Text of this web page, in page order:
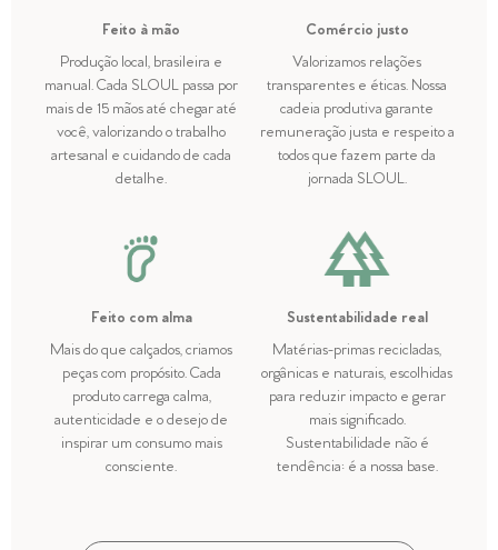
Feito à mão
Produção local, brasileira e
manual. Cada SLOUL passa por
mais de 15 mãos até chegar até
você, valorizando o trabalho
artesanal e cuidando de cada
detalhe.
Comércio justo
Valorizamos relações
transparentes e éticas. Nossa
cadeia produtiva garante
remuneração justa e respeito a
todos que fazem parte da
jornada SLOUL.
Feito com alma
Mais do que calçados, criamos
peças com propósito. Cada
produto carrega calma,
autenticidade e o desejo de
inspirar um consumo mais
consciente.
Sustentabilidade real
Matérias-primas recicladas,
orgânicas e naturais, escolhidas
para reduzir impacto e gerar
mais significado.
Sustentabilidade não é
tendência: é a nossa base.